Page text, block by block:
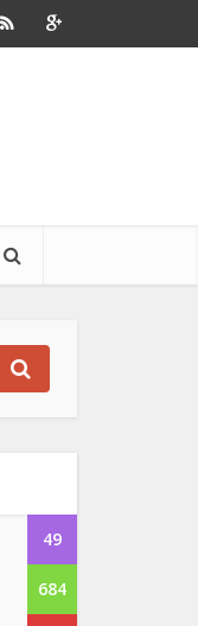
49
684